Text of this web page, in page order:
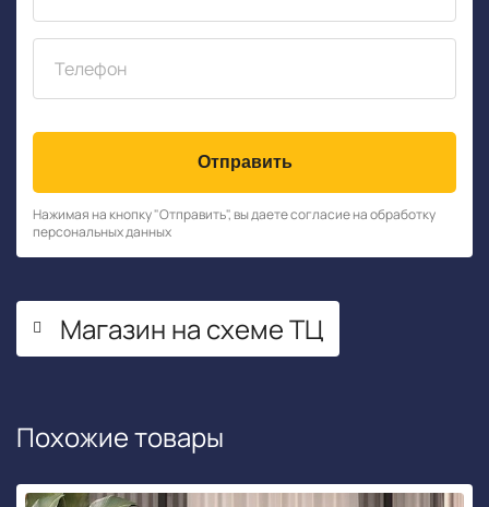
Отправить
Нажимая на кнопку "Отправить", вы даете согласие на обработку
персональных данных
Магазин на схеме ТЦ
Похожие товары